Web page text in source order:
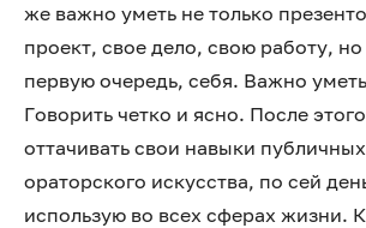
же важно уметь не только
проект, свое дело, свою работу,
первую очередь, себя. Важно
Говорить четко и ясно. После
оттачивать свои навыки
ораторского искусства, по сей
использую во всех сферах жизни.